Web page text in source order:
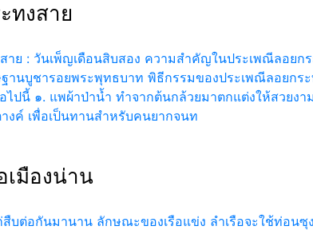
ทงสาย
าย : วันเพ็ญเดือนสิบสอง ความสำคัญในประเพณีลอยก
นบูชารอยพระพุทธบาท พิธีกรรมของประเพณีลอยกร
ปนี้ ๑. แพผ้าป่าน้ำ ทำจากต้นกล้วยมาตกแต่งให้สวยงา
ค์ เพื่อเป็นทานสำหรับคนยากจนท
เมืองน่าน
สืบต่อกันมานาน ลักษณะของเรือแข่ง ลำเรือจะใช้ท่อนซุ